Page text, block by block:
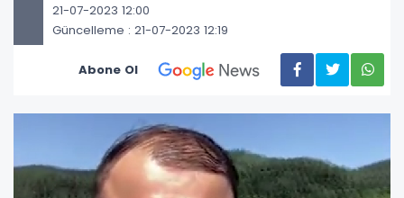
21-07-2023 12:00
Güncelleme : 21-07-2023 12:19
Abone Ol